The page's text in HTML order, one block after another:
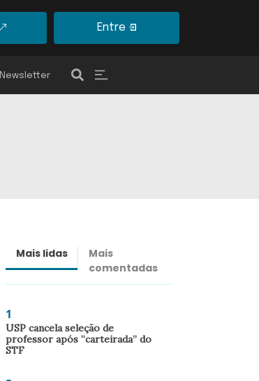
Entre
Newsletter
Mais lidas
Mais
comentadas
1
USP cancela seleção de
professor após “carteirada” do
STF